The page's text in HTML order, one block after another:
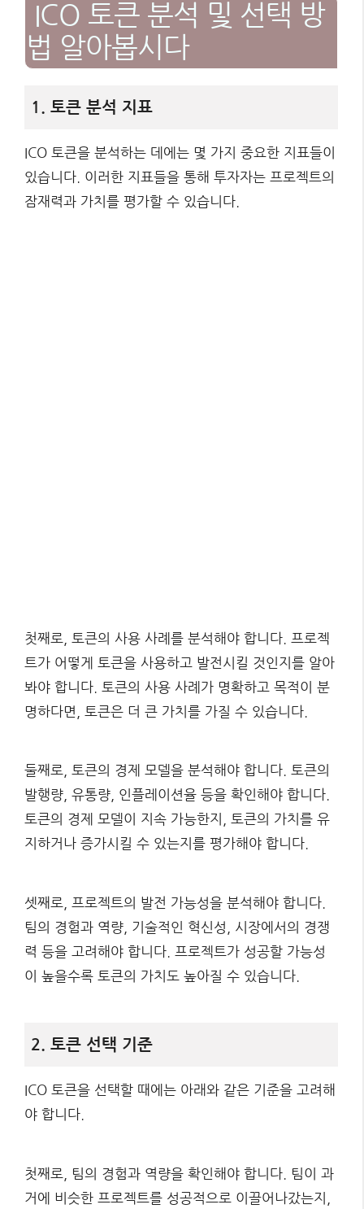
ICO 토큰 분석 및 선택 방
법 알아봅시다
1. 토큰 분석 지표
ICO 토큰을 분석하는 데에는 몇 가지 중요한 지표들이
있습니다. 이러한 지표들을 통해 투자자는 프로젝트의
잠재력과 가치를 평가할 수 있습니다.
첫째로, 토큰의 사용 사례를 분석해야 합니다. 프로젝
트가 어떻게 토큰을 사용하고 발전시킬 것인지를 알아
봐야 합니다. 토큰의 사용 사례가 명확하고 목적이 분
명하다면, 토큰은 더 큰 가치를 가질 수 있습니다.
둘째로, 토큰의 경제 모델을 분석해야 합니다. 토큰의
발행량, 유통량, 인플레이션율 등을 확인해야 합니다.
토큰의 경제 모델이 지속 가능한지, 토큰의 가치를 유
지하거나 증가시킬 수 있는지를 평가해야 합니다.
셋째로, 프로젝트의 발전 가능성을 분석해야 합니다.
팀의 경험과 역량, 기술적인 혁신성, 시장에서의 경쟁
력 등을 고려해야 합니다. 프로젝트가 성공할 가능성
이 높을수록 토큰의 가치도 높아질 수 있습니다.
2. 토큰 선택 기준
ICO 토큰을 선택할 때에는 아래와 같은 기준을 고려해
야 합니다.
첫째로, 팀의 경험과 역량을 확인해야 합니다. 팀이 과
거에 비슷한 프로젝트를 성공적으로 이끌어나갔는지,